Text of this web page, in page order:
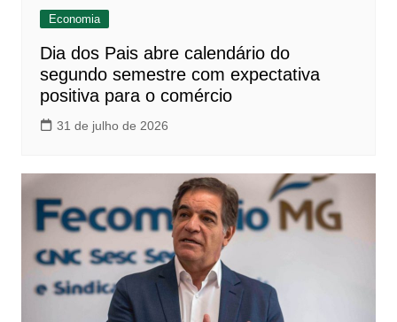
Economia
Dia dos Pais abre calendário do
segundo semestre com expectativa
positiva para o comércio
31 de julho de 2026